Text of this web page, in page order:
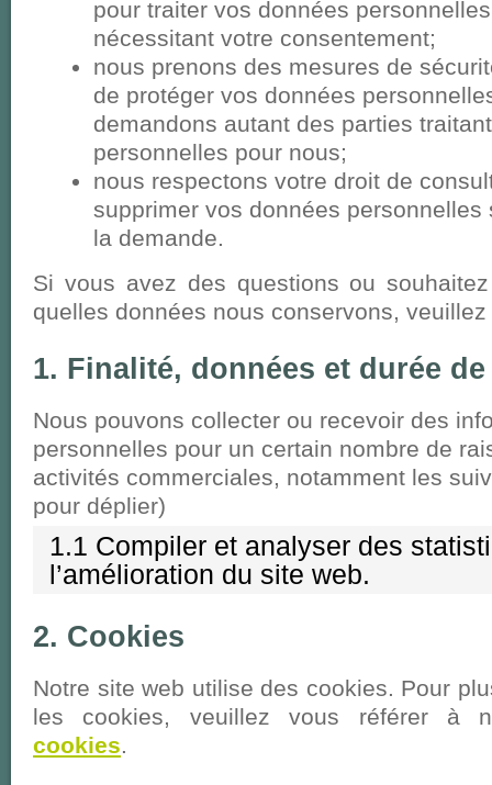
pour traiter vos données
nécessitant votre consentement;
nous prenons des mesures de
de protéger vos données
demandons autant des parties
personnelles pour nous;
nous respectons votre droit de
supprimer vos données personnelles
la demande.
Si vous avez des questions ou
quelles données nous conservons,
1. Finalité, données et durée
Nous pouvons collecter ou recevoir des
personnelles pour un certain nombre de
activités commerciales, notamment les
pour déplier)
1.1 Compiler et analyser des
l’amélioration du site web.
2. Cookies
Notre site web utilise des cookies. Pour
les cookies, veuillez vous référer à
cookies.